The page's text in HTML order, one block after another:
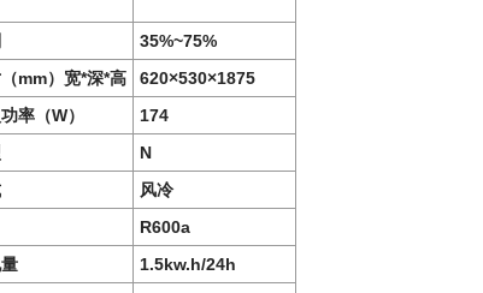
35%~75%
mm）宽*深*高
620×530×1875
率（W）
174
N
风冷
R600a
1.5kw.h/24h